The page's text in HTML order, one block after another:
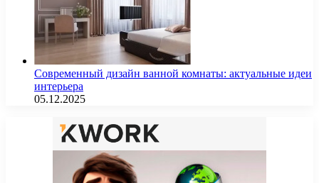
Современный дизайн ванной комнаты: актуальные идеи
интерьера
05.12.2025